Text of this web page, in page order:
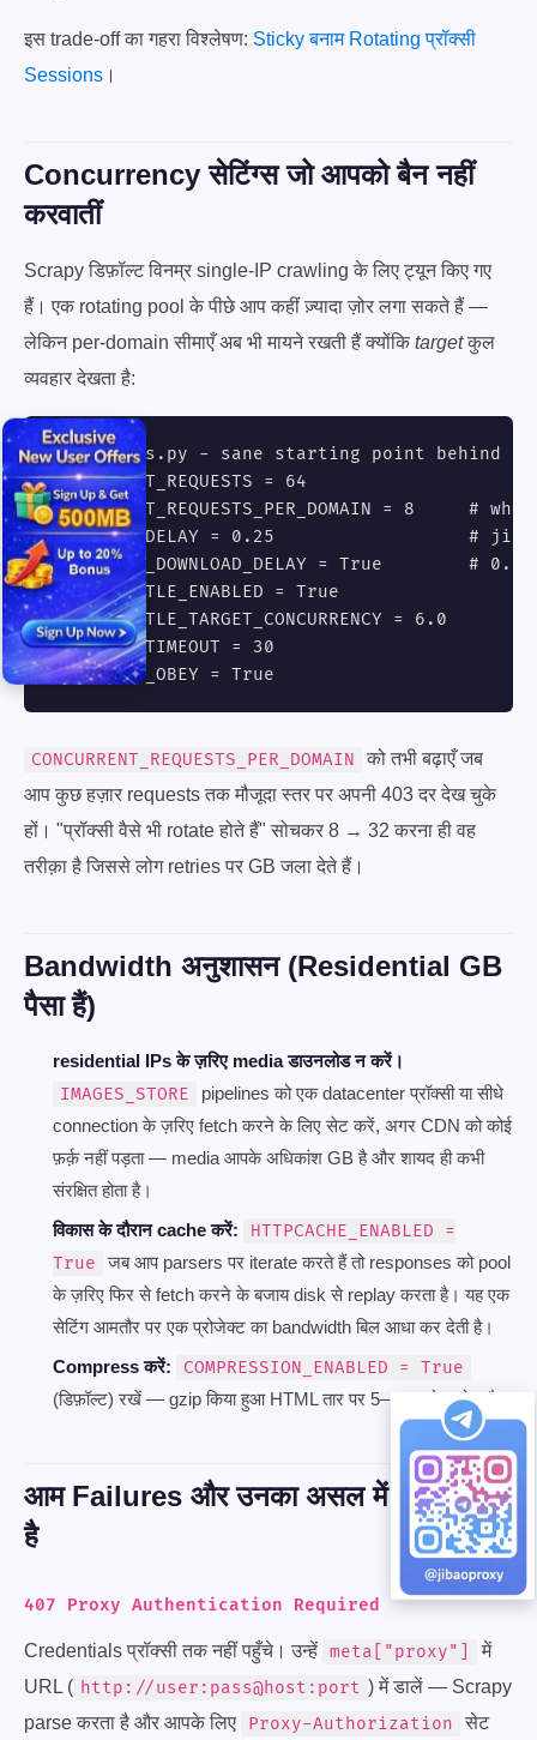
इस trade-off का गहरा विश्लेषण: Sticky बनाम Rotating प्रॉक्सी
Sessions ।
Concurrency सेटिंग्स जो आपको बैन नहीं
करवातीं
Scrapy डिफ़ॉल्ट विनम्र single-IP crawling के लिए ट्यून किए गए
हैं। एक rotating pool के पीछे आप कहीं ज़्यादा ज़ोर लगा सकते हैं —
लेकिन per-domain सीमाएँ अब भी मायने रखती हैं क्योंकि targetकुल
व्यवहार देखता है:
# settings.py - sane starting point behind a
CONCURRENT_REQUESTS = 64
CONCURRENT_REQUESTS_PER_DOMAIN = 8
DOWNLOAD_DELAY = 0.25                  #
RANDOMIZE_DOWNLOAD_DELAY = True        #
AUTOTHROTTLE_ENABLED = True
AUTOTHROTTLE_TARGET_CONCURRENCY = 6.0
DOWNLOAD_TIMEOUT = 30
ROBOTSTXT_OBEY = True
CONCURRENT_REQUESTS_PER_DOMAIN को तभी बढ़ाएँ जब
आप कुछ हज़ार requests तक मौजूदा स्तर पर अपनी 403 दर देख चुके
हों। "प्रॉक्सी वैसे भी rotate होते हैं" सोचकर 8 → 32 करना ही वह
तरीक़ा है जिससे लोग retries पर GB जला देते हैं।
Bandwidth अनुशासन (Residential GB
पैसा हैं)
residential IPs के ज़रिए media डाउनलोड न करें।
IMAGES_STORE
pipelines को एक datacenter प्रॉक्सी या सीधे
connection के ज़रिए fetch करने के लिए सेट करें, अगर CDN को कोई
फ़र्क़ नहीं पड़ता — media आपके अधिकांश GB है और शायद ही कभी
संरक्षित होता है।
विकास के दौरान cache करें:
HTTPCACHE_ENABLED =
True जब आप parsers पर iterate करते हैं तो responses को pool
के ज़रिए फिर से fetch करने के बजाय disk से replay करता है। यह एक
सेटिंग आमतौर पर एक प्रोजेक्ट का bandwidth बिल आधा कर देती है।
Compress करें:
COMPRESSION_ENABLED = True
(डिफ़ॉल्ट) रखें — gzip किया हुआ HTML तार पर 5–10x छोटा होता है।
आम Failures और उनका असल में क्या मतलब
है
407 Proxy Authentication Required
Credentials प्रॉक्सी तक नहीं पहुँचे। उन्हें meta["proxy"]
में
URL ( http://user:pass@host:port ) में डालें — Scrapy
parse करता है और आपके लिए
Proxy-Authorization सेट